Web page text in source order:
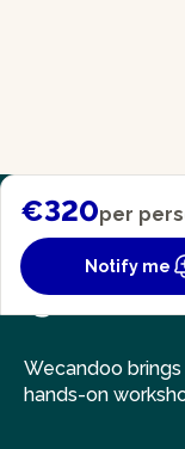
€320per
Notify me
Wecandoo
hands-on